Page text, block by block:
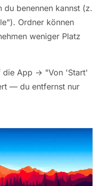
du benennen kannst (z.
Ordner können
weniger Platz
die App → "Von 'Start'
— du entfernst nur